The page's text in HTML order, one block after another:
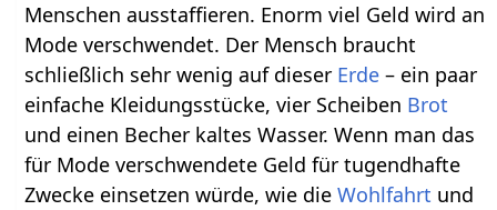
Menschen ausstaffieren. Enorm viel Geld wird an
Mode verschwendet. Der Mensch braucht
schließlich sehr wenig auf dieser Erde – ein paar
einfache Kleidungsstücke, vier Scheiben Brot
und einen Becher kaltes Wasser. Wenn man das
für Mode verschwendete Geld für tugendhafte
Zwecke einsetzen würde, wie dieWohlfahrt und